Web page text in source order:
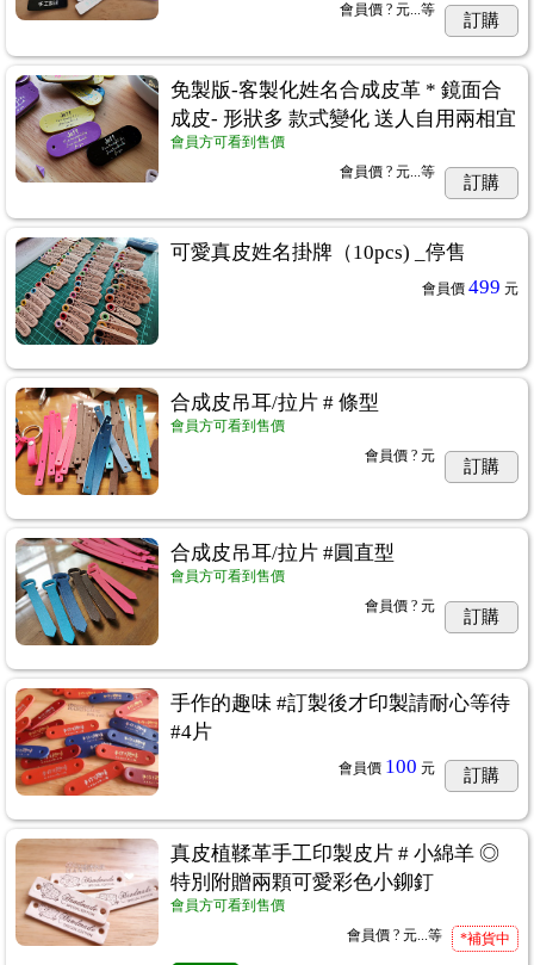
...7
會員價 ? 元...等
訂購
免製版-客製化姓名合成皮革 * 鏡面合
成皮- 形狀多 款式變化 送人自用兩相宜
會員方可看到售價
會員價 ? 元...等
訂購
可愛真皮姓名掛牌（10pcs) _停售
會員價 499 元
合成皮吊耳/拉片 # 條型
會員方可看到售價
會員價 ? 元
訂購
合成皮吊耳/拉片 #圓直型
會員方可看到售價
會員價 ? 元
訂購
手作的趣味 #訂製後才印製請耐心等待
#4片
會員價 100 元 訂購
真皮植鞣革手工印製皮片 # 小綿羊 ◎
特別附贈兩顆可愛彩色小鉚釘
會員方可看到售價
會員價 ? 元...等 *補貨中